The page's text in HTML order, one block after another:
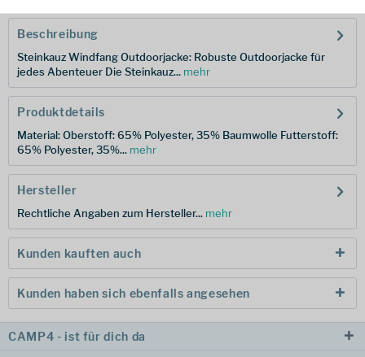
Beschreibung
Steinkauz Windfang Outdoorjacke: Robuste Outdoorjacke für
jedes Abenteuer Die Steinkauz... mehr
Produktdetails
Material: Oberstoff: 65% Polyester, 35% Baumwolle Futterstoff:
65% Polyester, 35%... mehr
Hersteller
Rechtliche Angaben zum Hersteller... mehr
Kunden kauften auch
Kunden haben sich ebenfalls angesehen
CAMP4 - ist für dich da